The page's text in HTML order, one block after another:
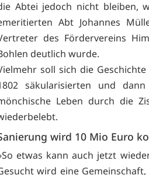
Abtei jedoch nicht bleiben,
Abt Johannes
des Fördervereins
deutlich wurde.
soll sich die
säkularisierten und
Leben durch die
wird 10 Mio Euro
etwas kann auch jetzt
wird eine